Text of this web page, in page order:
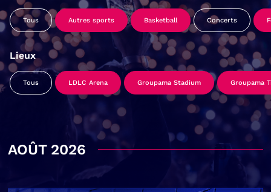
Tous Autres sports Basketball Concerts
Lieux
Tous LDLC Arena Groupama Stadium Groupama
AOÛT 2026